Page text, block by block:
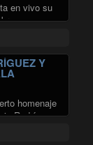
en vivo su
con un
Ocho
este
propuesta
PRESENTA:
Y
homenaje
Rodríguez
por
un honesto y